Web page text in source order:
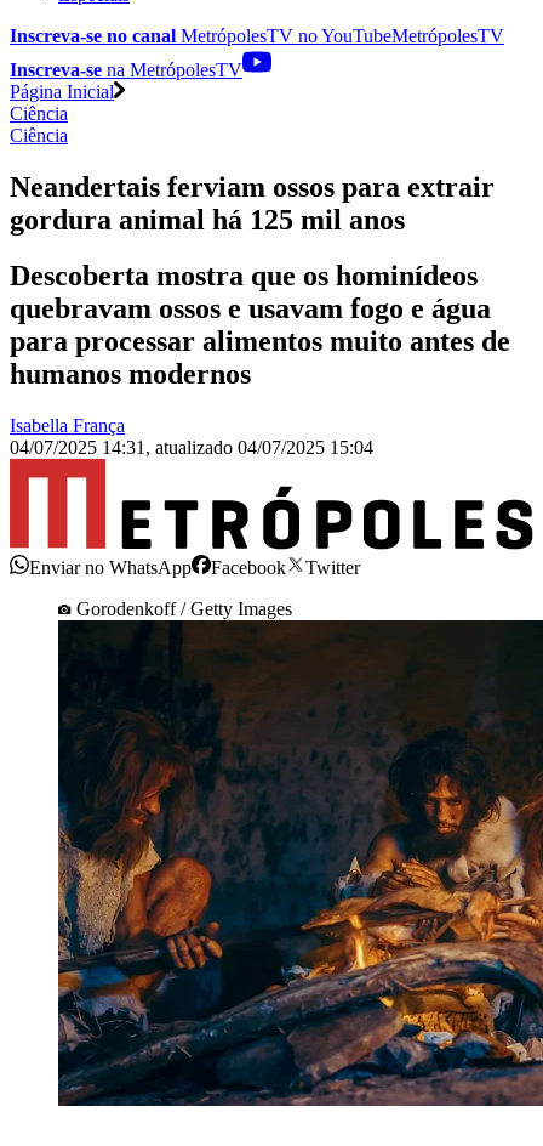
Inscreva-se no canal MetrópolesTV noYouTubeMetrópolesTV
Inscreva-se na MetrópolesTV
Página Inicial
Ciência
Ciência
Neandertais ferviam ossos para extrair
gordura animal há 125 mil anos
Descoberta mostra que os hominídeos
quebravam ossos e usavam fogo e água
para processar alimentos muito antes de
humanos modernos
Isabella França
04/07/2025 14:31 , atualizado 04/07/2025 15:04
Enviar no WhatsApp Facebook
Twitter
Gorodenkoff / Getty Images